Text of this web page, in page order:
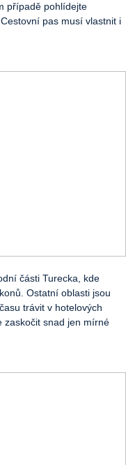
případě pohlídejte
pas musí vlastnit i
části Turecka, kde
Ostatní oblasti jsou
trávit v hotelových
zaskočit snad jen mírné